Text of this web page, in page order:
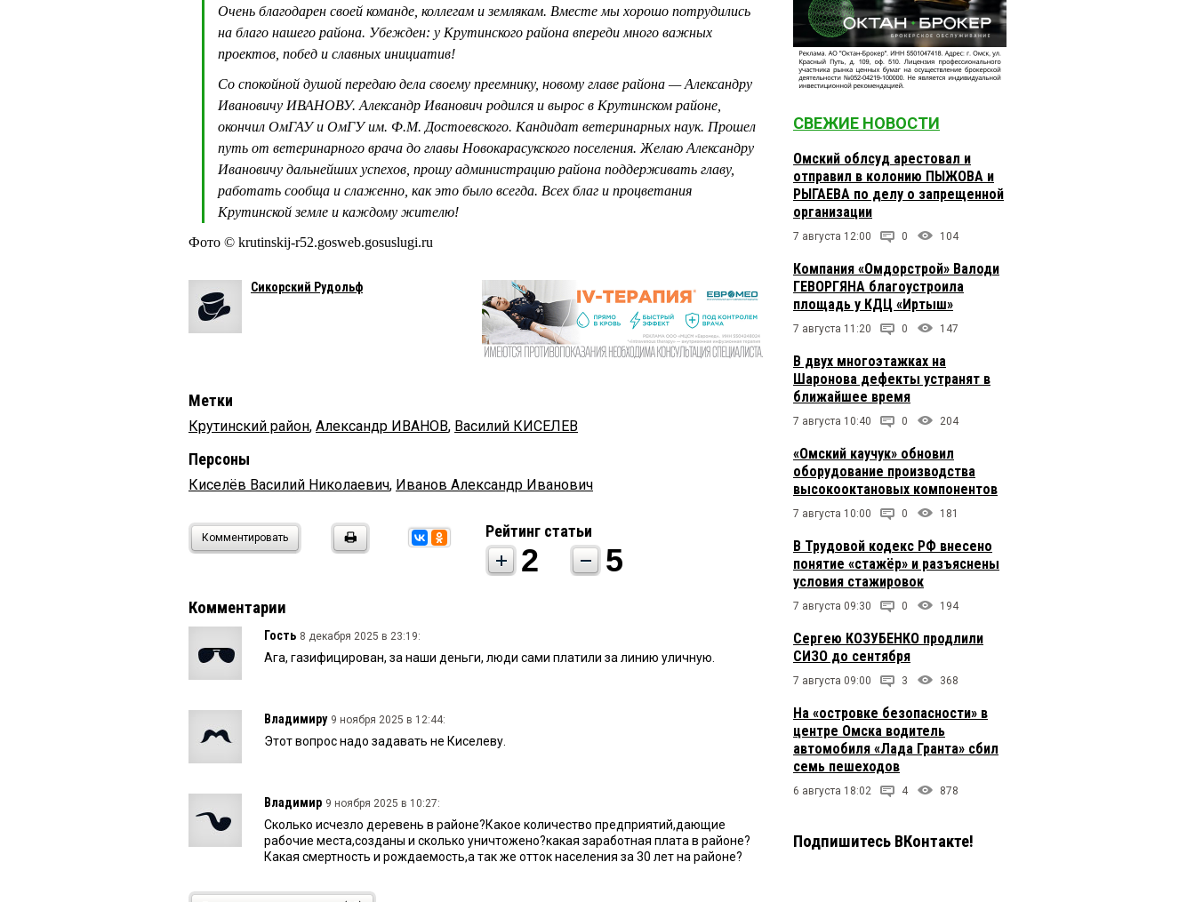
Очень благодарен своей команде, коллегам и землякам. Вместе мы хорошо потрудились
на благо нашего района. Убежден: у Крутинского района впереди много важных
проектов, побед и славных инициатив!
Со спокойной душой передаю дела своему преемнику, новому главе района — Александру
Ивановичу ИВАНОВУ. Александр Иванович родился и вырос в Крутинском районе,
окончил ОмГАУ и ОмГУ им. Ф.М. Достоевского. Кандидат ветеринарных наук. Прошел
путь от ветеринарного врача до главы Новокарасукского поселения. Желаю Александру
Ивановичу дальнейших успехов, прошу администрацию района поддерживать главу,
работать сообща и слаженно, как это было всегда. Всех благ и процветания
Крутинской земле и каждому жителю!
Фото © krutinskij-r52.gosweb.gosuslugi.ru
Сикорский Рудольф
Метки
Крутинский район, Александр ИВАНОВ, Василий КИСЕЛЕВ
Персоны
Киселёв Василий Николаевич, Иванов Александр Иванович
Комментировать Рейтинг статьи
2 5
Комментарии
Гость 8 декабря 2025 в 23:19:
Ага, газифицирован, за наши деньги, люди сами платили за линию уличную.
Владимиру 9 ноября 2025 в 12:44:
Этот вопрос надо задавать не Киселеву.
Владимир 9 ноября 2025 в 10:27:
Сколько исчезло деревень в районе?Какое количество предприятий,дающие
рабочие места,созданы и сколько уничтожено?какая заработная плата в районе?
Какая смертность и рождаемость,а так же отток населения за 30 лет на районе?
СВЕЖИЕ НОВОСТИ
Омский облсуд арестовал и
отправил в колонию ПЫЖОВА и
РЫГАЕВА по делу о запрещенной
организации
7 августа 12:00 0 104
Компания «Омдорстрой» Валоди
ГЕВОРГЯНА благоустроила
площадь у КДЦ «Иртыш»
7 августа 11:20 0 147
В двух многоэтажках на
Шаронова дефекты устранят в
ближайшее время
7 августа 10:40 0 204
«Омский каучук» обновил
оборудование производства
высокооктановых компонентов
7 августа 10:00 0 181
В Трудовой кодекс РФ внесено
понятие «стажёр» и разъяснены
условия стажировок
7 августа 09:30 0 194
Сергею КОЗУБЕНКО продлили
СИЗО до сентября
7 августа 09:00 3 368
На «островке безопасности» в
центре Омска водитель
автомобиля «Лада Гранта» сбил
семь пешеходов
6 августа 18:02 4 878
Подпишитесь ВКонтакте!